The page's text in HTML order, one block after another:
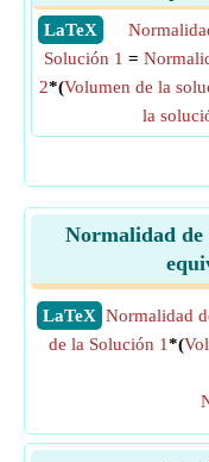
​ LaTeX
Solución 1 =
2*(Volumen de la
la
Normalidad de
​LaTeX Normalidad
de la Solución 1*(